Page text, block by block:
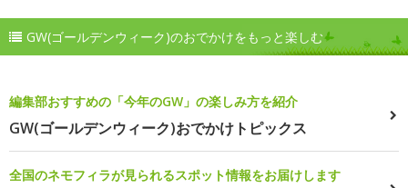
GW(ゴールデンウィーク)のおでかけをもっと楽しむ
編集部おすすめの「今年のGW」の楽しみ方を紹介
GW(ゴールデンウィーク)おでかけトピックス
全国のネモフィラが見られるスポット情報をお届けします